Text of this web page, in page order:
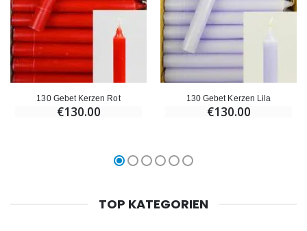
130 Gebet Kerzen Rot
€130.00
130 Gebet Kerzen Lila
€130.00
TOP KATEGORIEN